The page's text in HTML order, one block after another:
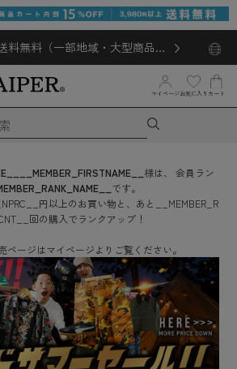
料無料（一部地域・大型商品対
マイページ お気に入り カート
__MEMBER_FIRSTNAME__ 様は、
会員ラン
です。
円以上のお買い物と、あと
__MEMBER_R
回の購入でランクアップ！
ページはマイページよりご覧ください。